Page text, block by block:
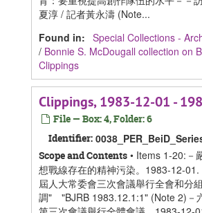
夏淳 / 記者黃永濤 (Note...
Found in: Special Collections -
/ Bonnie S. McDougall collection on
Clippings
Clippings, 1983-12-01 -
File — Box: 4, Folder: 6
Identifier:
Scope and Contents • Items 1-20:－
想戰線存在的精神污染。1983-12-
屆人大常委會三次會議舉行全會和分
調" "BJRB 1983.12.1:1" (Note 2)－